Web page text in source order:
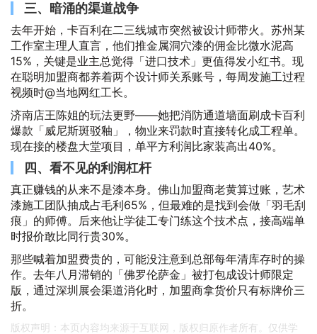
三、暗涌的渠道战争
去年开始，卡百利在二三线城市突然被设计师带火。苏州某
工作室主理人直言，他们推金属洞穴漆的佣金比微水泥高
15%，关键是业主总觉得「进口技术」更值得发小红书。现
在聪明加盟商都养着两个设计师关系账号，每周发施工过程
视频时@当地网红工长。
济南店王陈姐的玩法更野——她把消防通道墙面刷成卡百利
爆款「威尼斯斑驳釉」，物业来罚款时直接转化成工程单。
现在接的楼盘大堂项目，单平方利润比家装高出40%。
四、看不见的利润杠杆
真正赚钱的从来不是漆本身。佛山加盟商老黄算过账，艺术
漆施工团队抽成占毛利65%，但最难的是找到会做「羽毛刮
痕」的师傅。后来他让学徒工专门练这个技术点，接高端单
时报价敢比同行贵30%。
那些喊着加盟费贵的，可能没注意到总部每年清库存时的操
作。去年八月滞销的「佛罗伦萨金」被打包成设计师限定
版，通过深圳展会渠道消化时，加盟商拿货价只有标牌价三
折。
版权声明：本页内容均来源于互联网，版权归原作者所有。仅供学